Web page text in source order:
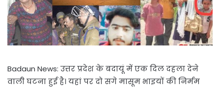
Badaun News: उत्तर प्रदेश के बदायूं में एक दिल दहला देने
वाली घटना हुई है। यहां पर दो सगे मासूम भाइयों की निर्मम